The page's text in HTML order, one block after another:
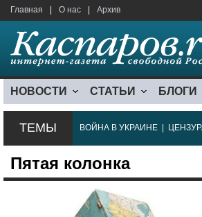
Главная О нас Архив
НОВОСТИ СТАТЬИ БЛОГИ
ТЕМЫ ВОЙНА В УКРАИНЕ
Пятая колонка